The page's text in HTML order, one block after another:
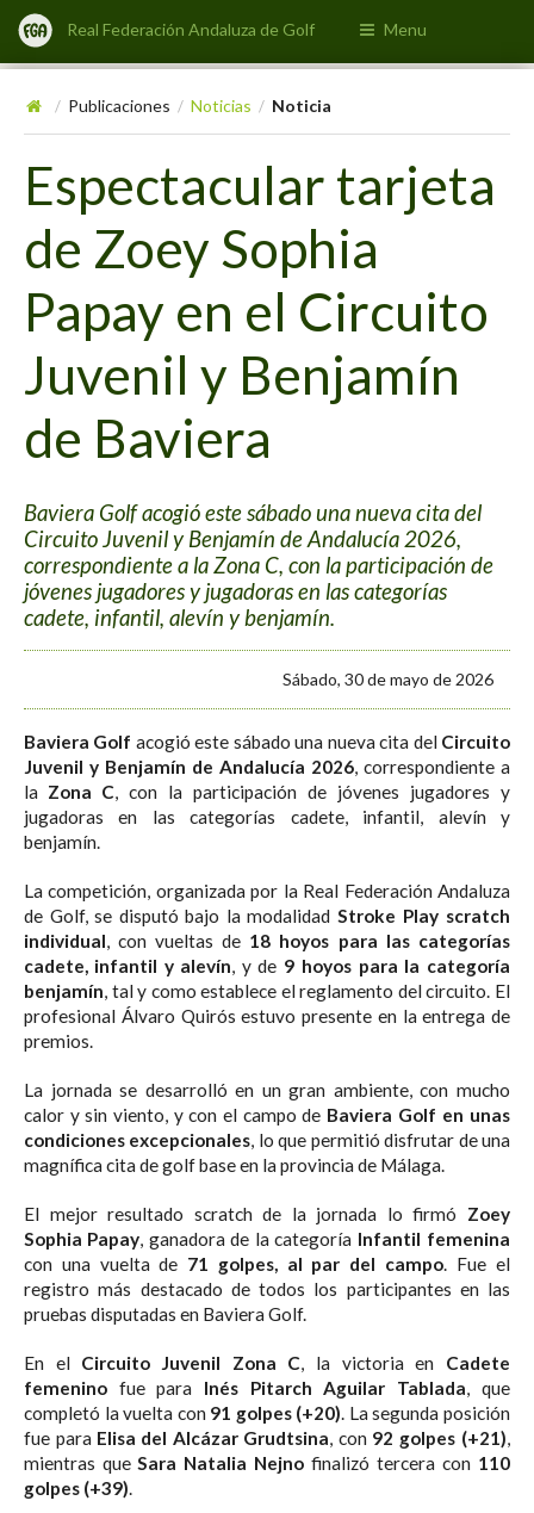
Real Federación Andaluza de Golf Menu
/ Publicaciones / Noticias / Noticia
Espectacular tarjeta
de Zoey Sophia
Papay en el Circuito
Juvenil y Benjamín
de Baviera
Baviera Golf acogió este sábado una nueva cita del
Circuito Juvenil y Benjamín de Andalucía 2026,
correspondiente a la Zona C, con la participación de
jóvenes jugadores y jugadoras en las categorías
cadete, infantil, alevín y benjamín.
Sábado, 30 de mayo de 2026
Baviera Golf acogió este sábado una nueva cita del Circuito
Juvenil y Benjamín de Andalucía 2026, correspondiente a
la Zona C, con la participación de jóvenes jugadores y
jugadoras en las categorías cadete, infantil, alevín y
benjamín.
La competición, organizada por la Real Federación Andaluza
de Golf, se disputó bajo la modalidad Stroke Play scratch
individual, con vueltas de 18 hoyos para las categorías
cadete, infantil y alevín, y de 9 hoyos para la categoría
benjamín, tal y como establece el reglamento del circuito. El
profesional Álvaro Quirós estuvo presente en la entrega de
premios.
La jornada se desarrolló en un gran ambiente, con mucho
calor y sin viento, y con el campo de Baviera Golf en unas
condiciones excepcionales, lo que permitió disfrutar de una
magnífica cita de golf base en la provincia de Málaga.
El mejor resultado scratch de la jornada lo firmó Zoey
Sophia Papay, ganadora de la categoría Infantil femenina
con una vuelta de 71 golpes, al par del campo. Fue el
registro más destacado de todos los participantes en las
pruebas disputadas en Baviera Golf.
En el Circuito Juvenil Zona C, la victoria en Cadete
femenino fue para Inés Pitarch Aguilar Tablada, que
completó la vuelta con 91 golpes (+20). La segunda posición
fue para Elisa del Alcázar Grudtsina, con 92 golpes (+21),
mientras que Sara Natalia Nejno finalizó tercera con 110
golpes (+39).